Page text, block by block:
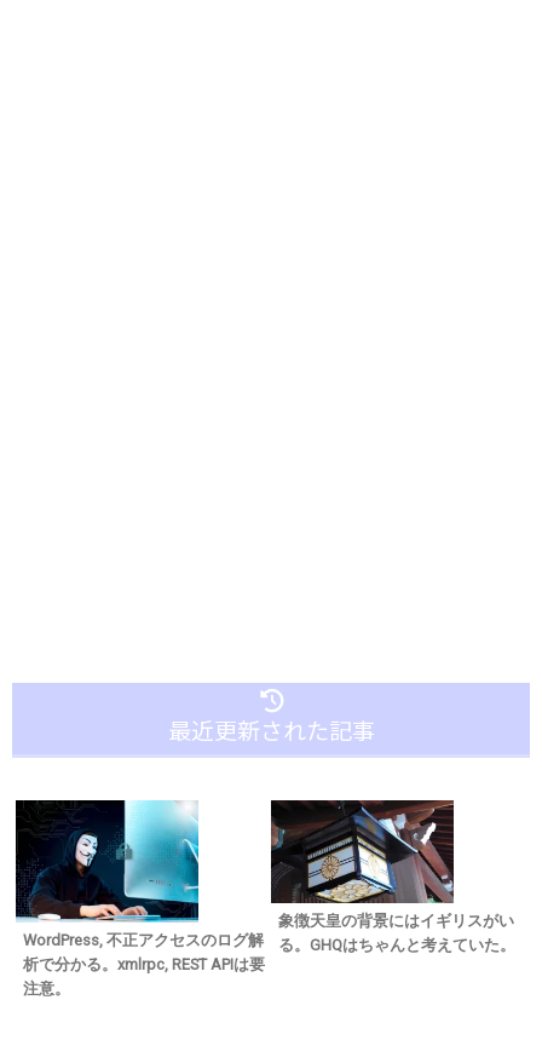
最近更新された記事
WordPress, 不正アクセスのログ解
析で分かる。xmlrpc, REST APIは要
注意。
象徴天皇の背景にはイギリスがい
る。GHQはちゃんと考えていた。